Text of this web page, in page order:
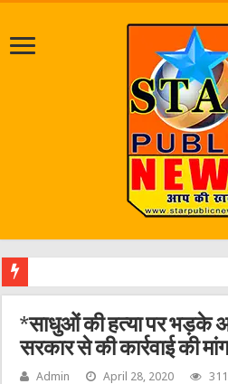
*साधुओं की हत्या पर भड़के
सरकार से की कार्रवाई की
Admin April 28, 2020